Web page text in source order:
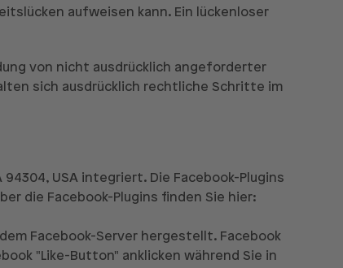
aufweisen kann. Ein lückenloser
von nicht ausdrücklich angeforderter
sich ausdrücklich rechtliche Schritte im
USA integriert. Die Facebook-Plugins
die Facebook-Plugins finden Sie hier:
Facebook-Server hergestellt. Facebook
"Like-Button" anklicken während Sie in